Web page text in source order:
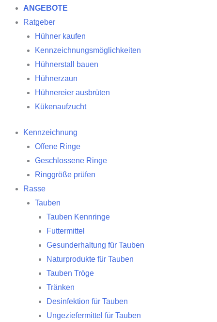
ANGEBOTE
Ratgeber
Hühner kaufen
Kennzeichnungsmöglichkeiten
Hühnerstall bauen
Hühnerzaun
Hühnereier ausbrüten
Kükenaufzucht
Kennzeichnung
Offene Ringe
Geschlossene Ringe
Ringgröße prüfen
Rasse
Tauben
Tauben Kennringe
Futtermittel
Gesunderhaltung für Tauben
Naturprodukte für Tauben
Tauben Tröge
Tränken
Desinfektion für Tauben
Ungeziefermittel für Tauben